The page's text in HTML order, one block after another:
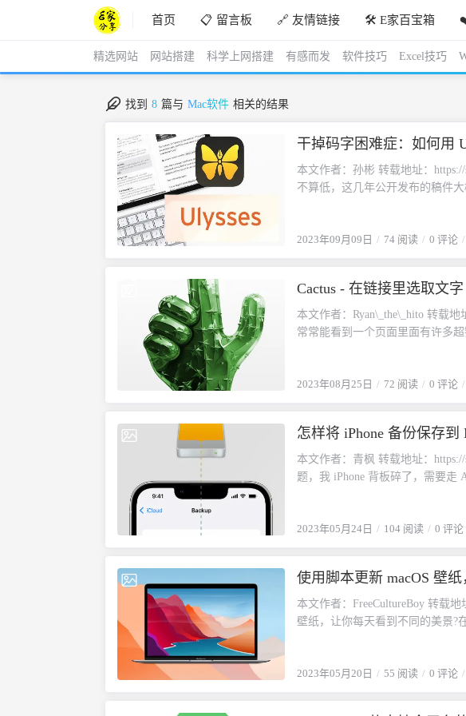
首页 📋 留言板 🔗 友情链接 🛠️ E家百宝箱
精选网站 网站搭建 科学上网搭建 有感而发 软件技巧 Excel技巧
找到 8 篇与 Mac软件 相关的结果
2023-09-09
干掉码字困难症：如何用
本文作者：孙彬 转载地址：
不算低，这几年公开发布的稿件
看哪些软件能解决这些痛点。拿
分享 Ulysses，也不是单纯推荐它
的特定痛点。我翻了翻前辈们的
的顺序，先谈写作流程，再谈流
种流程，我把它们叫做线性写作
脑子里感觉很清晰，而一旦下笔
引用得是否准确？卡住了，就要
了一大半了。另外一个重要的因
满，心里就会很恐惧，很难启动
却很少有人详细聊。似乎知识卡
种困难：论据是不是还没找齐？
多时候，一篇好内容就这么被耽
很少用到纯线性的写作方法。树
们来看看树状写作的流程：有一
2023年09月09日 74 阅读 0 评论
2023-08-25
Cactus - 在链接里选取文字
本文作者：Ryan\_the\_hito 转载地
常常能看到一个页面里面有许多
都会被选中。图片来源：维基百
接的原文本中选出一部分词语和
变成工字型，此时用户能够很轻
于超链接之上时，手型光标无法
内看到了想要使用的文本，并不
我们该如何从链接里选取文本呢
Select Like A Boss，在各类浏览
有发布「2023 Jul 42」版本，那
中遇到了这样一些问题。例如，
2023年08月25日 72 阅读 0 评论
2023-05-24
怎样将 iPhone 备份保存
本文作者：青枫 转载地址：
题，我 iPhone 背板碎了，需要走
置改到外部存储设备上呢。二、
你的移动硬盘位置你需要知道自
盘图标拖到终端中，就会看到它
盘中的所有文件（图片中的 ll 是
mkdir Backup此时能看到目录中
2023年05月24日 104 阅读 0 评论
2023-05-20
使用脚本更新 macOS 壁
本文作者：FreeCultureBoy 转载地
壁纸，让你每天看到不同的美景?️
册一个 unsplash 账户，并申请一
2023年05月20日 55 阅读 0 评论